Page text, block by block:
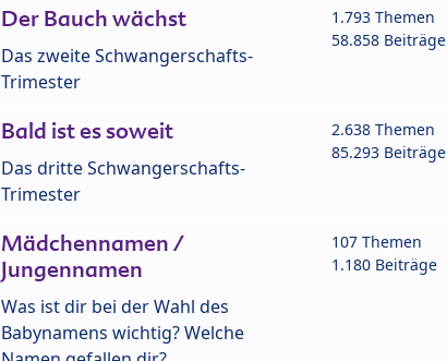
Der Bauch wächst
Das zweite Schwangerschafts-
Trimester
1.793 Themen
58.858 Beiträge
Bald ist es soweit
Das dritte Schwangerschafts-
Trimester
2.638 Themen
85.293 Beiträge
Mädchennamen /
Jungennamen
Was ist dir bei der Wahl des
Babynamens wichtig? Welche
107 Themen
1.180 Beiträge